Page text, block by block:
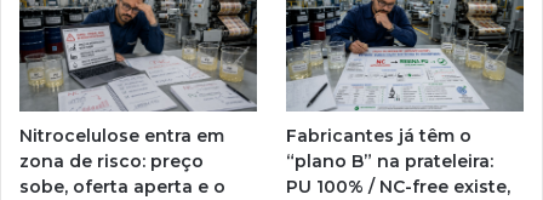
Nitrocelulose entra em
zona de risco: preço
sobe, oferta aperta e o
Fabricantes já têm o
“plano B” na prateleira:
PU 100% / NC-free existe,